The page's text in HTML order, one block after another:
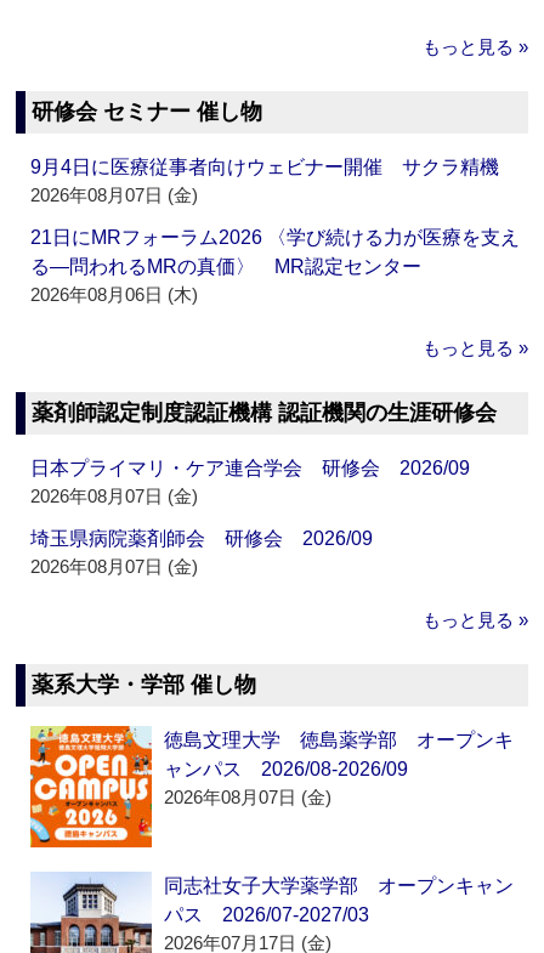
もっと見る »
研修会 セミナー 催し物
9月4日に医療従事者向けウェビナー開催 サクラ精機
2026年08月07日 (金)
21日にMRフォーラム2026 〈学び続ける力が医療を支え
る―問われるMRの真価〉 MR認定センター
2026年08月06日 (木)
もっと見る »
薬剤師認定制度認証機構 認証機関の生涯研修会
日本プライマリ・ケア連合学会 研修会 2026/09
2026年08月07日 (金)
埼玉県病院薬剤師会 研修会 2026/09
2026年08月07日 (金)
もっと見る »
薬系大学・学部 催し物
徳島文理大学 徳島薬学部 オープンキ
ャンパス 2026/08-2026/09
2026年08月07日 (金)
同志社女子大学薬学部 オープンキャン
パス 2026/07-2027/03
2026年07月17日 (金)